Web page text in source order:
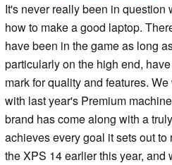
It's never really been in question
how to make a good laptop.
have been in the game as long
particularly on the high end,
mark for quality and features.
with last year's Premium
brand has come along with a
achieves every goal it sets out
the XPS 14 earlier this year, and